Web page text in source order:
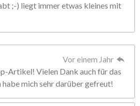
;-) liegt immer etwas kleines mit
Vor einem Jahr
Artikel! Vielen Dank auch für das
habe mich sehr darüber gefreut!